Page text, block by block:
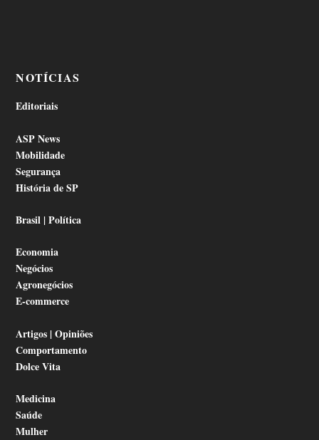
NOTÍCIAS
Editoriais
ASP News
Mobilidade
Segurança
História de SP
Brasil | Política
Economia
Negócios
Agronegócios
E-commerce
Artigos | Opiniões
Comportamento
Dolce Vita
Medicina
Saúde
Mulher